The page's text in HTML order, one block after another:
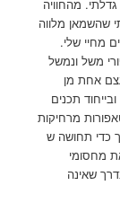
מהחוויה
שהשמאן מלווה
מחיי שלי.
משל ונמשל
אחת מן
תכנים
מרחיקות
כדי תחושה ש
מחסומי
שאינה